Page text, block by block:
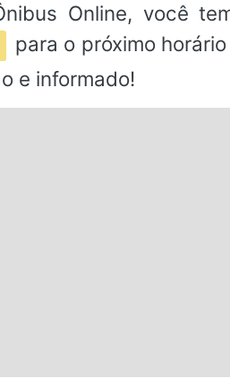
Online, você
para o próximo
e informado!